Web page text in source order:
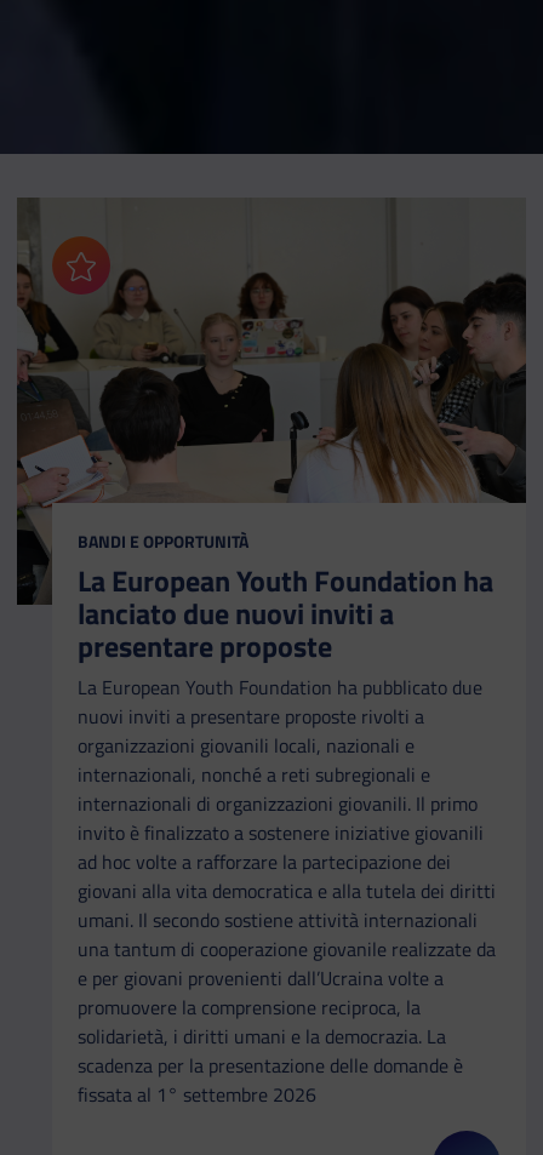
Aggiungi ai preferiti
CATEGORIA:
BANDI E OPPORTUNITÀ
La European Youth Foundation ha
lanciato due nuovi inviti a
presentare proposte
La European Youth Foundation ha pubblicato due
nuovi inviti a presentare proposte rivolti a
organizzazioni giovanili locali, nazionali e
internazionali, nonché a reti subregionali e
internazionali di organizzazioni giovanili. Il primo
invito è finalizzato a sostenere iniziative giovanili
ad hoc volte a rafforzare la partecipazione dei
giovani alla vita democratica e alla tutela dei diritti
umani. Il secondo sostiene attività internazionali
una tantum di cooperazione giovanile realizzate da
e per giovani provenienti dall’Ucraina volte a
promuovere la comprensione reciproca, la
solidarietà, i diritti umani e la democrazia. La
scadenza per la presentazione delle domande è
fissata al 1° settembre 2026